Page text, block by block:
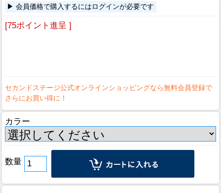
会員価格で購入するにはログインが必要です
[75ポイント進呈 ]
カラー
数量